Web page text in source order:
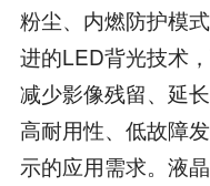
粉尘、内燃防护模
进的LED背光技术
减少影像残留、延
高耐用性、低故障
示的应用需求。液